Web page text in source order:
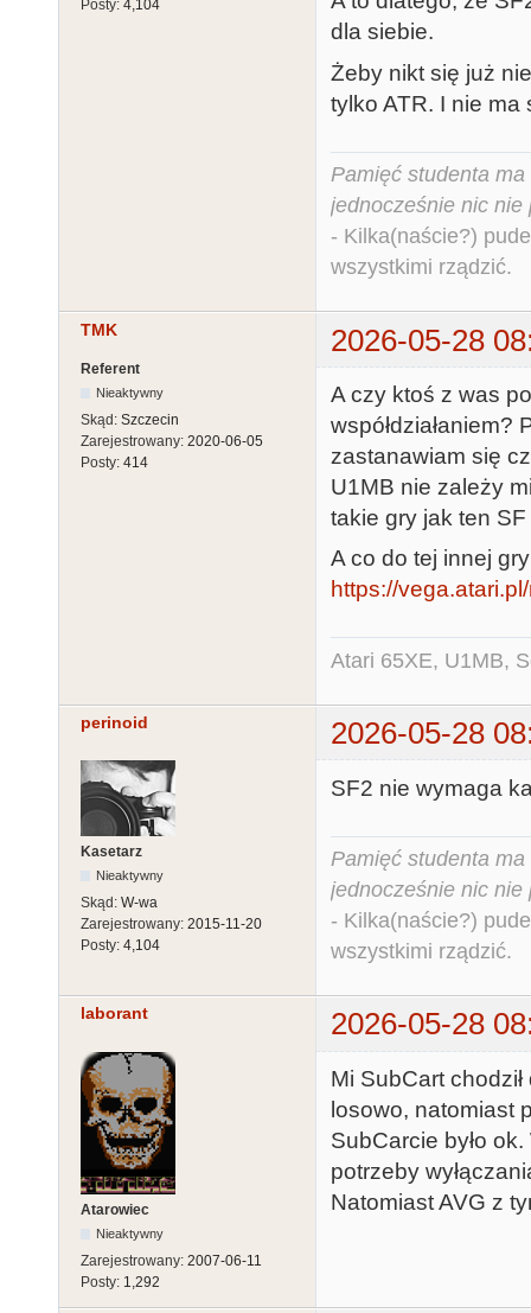
Posty: 4,104
dla siebie.
Żeby nikt się już
tylko ATR. I nie ma
Pamięć studenta
jednocześnie nic nie
- Kilka(naście?)
wszystkimi rządzić.
TMK 2026-05-28
Referent
Nieaktywny
Skąd: Szczecin
Zarejestrowany: 2020-06-05
Posty: 414
A czy ktoś z was
współdziałaniem?
zastanawiam się
U1MB nie zależy
takie gry jak ten
A co do tej innej
https://
Atari 65XE, U1MB,
perinoid 2026-05-28
Kasetarz
Nieaktywny
Skąd: W-wa
Zarejestrowany: 2015-11-20
Posty: 4,104
SF2 nie wymaga
Pamięć studenta
jednocześnie nic nie
- Kilka(naście?)
wszystkimi rządzić.
laborant 2026-05-28
Atarowiec
Nieaktywny
Zarejestrowany: 2007-06-11
Posty: 1,292
Mi SubCart
losowo, natomiast
SubCarcie było
potrzeby
Natomiast AVG z